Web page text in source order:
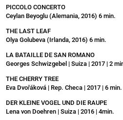
PICCOLO CONCERTO
Ceylan Beyoglu (Alemania, 2016) 6 min.
THE LAST LEAF
Olya Golubeva (Irlanda, 2016) 6 min.
LA BATAILLE DE SAN ROMANO
Georges Schwizgebel | Suiza | 2017 | 2
THE CHERRY TREE
Eva Dvořáková | Rep. Checa | 2017 | 6 min.
DER KLEINE VOGEL UND DIE RAUPE
Lena von Doehren | Suiza | 2016 | 4min.